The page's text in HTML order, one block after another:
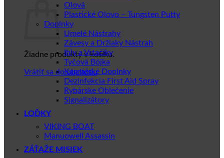
Žiadne produkty v košíku.
Vrátiť sa do obchodu
Olová
Plastické Olovo – Tungsten Putty
Doplnky
Umelé Nástrahy
Závesy a Držiaky Nástrah
Ihly a Vrtačiky
Tyčová Bójka
Kaprářské Doplnky
Dezinfekcia First Aid Spray
Rybárske Oblečenie
Signalizátory
LOĎKY
VIKING BOAT
Manuowell Assassin
ZÁŤAŽE MISIEK